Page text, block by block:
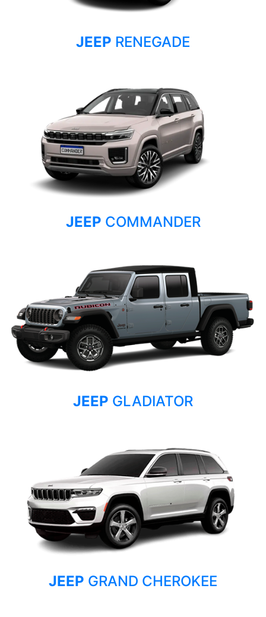
JEEP RENEGADE
JEEP COMMANDER
JEEP GLADIATOR
JEEP GRAND CHEROKEE